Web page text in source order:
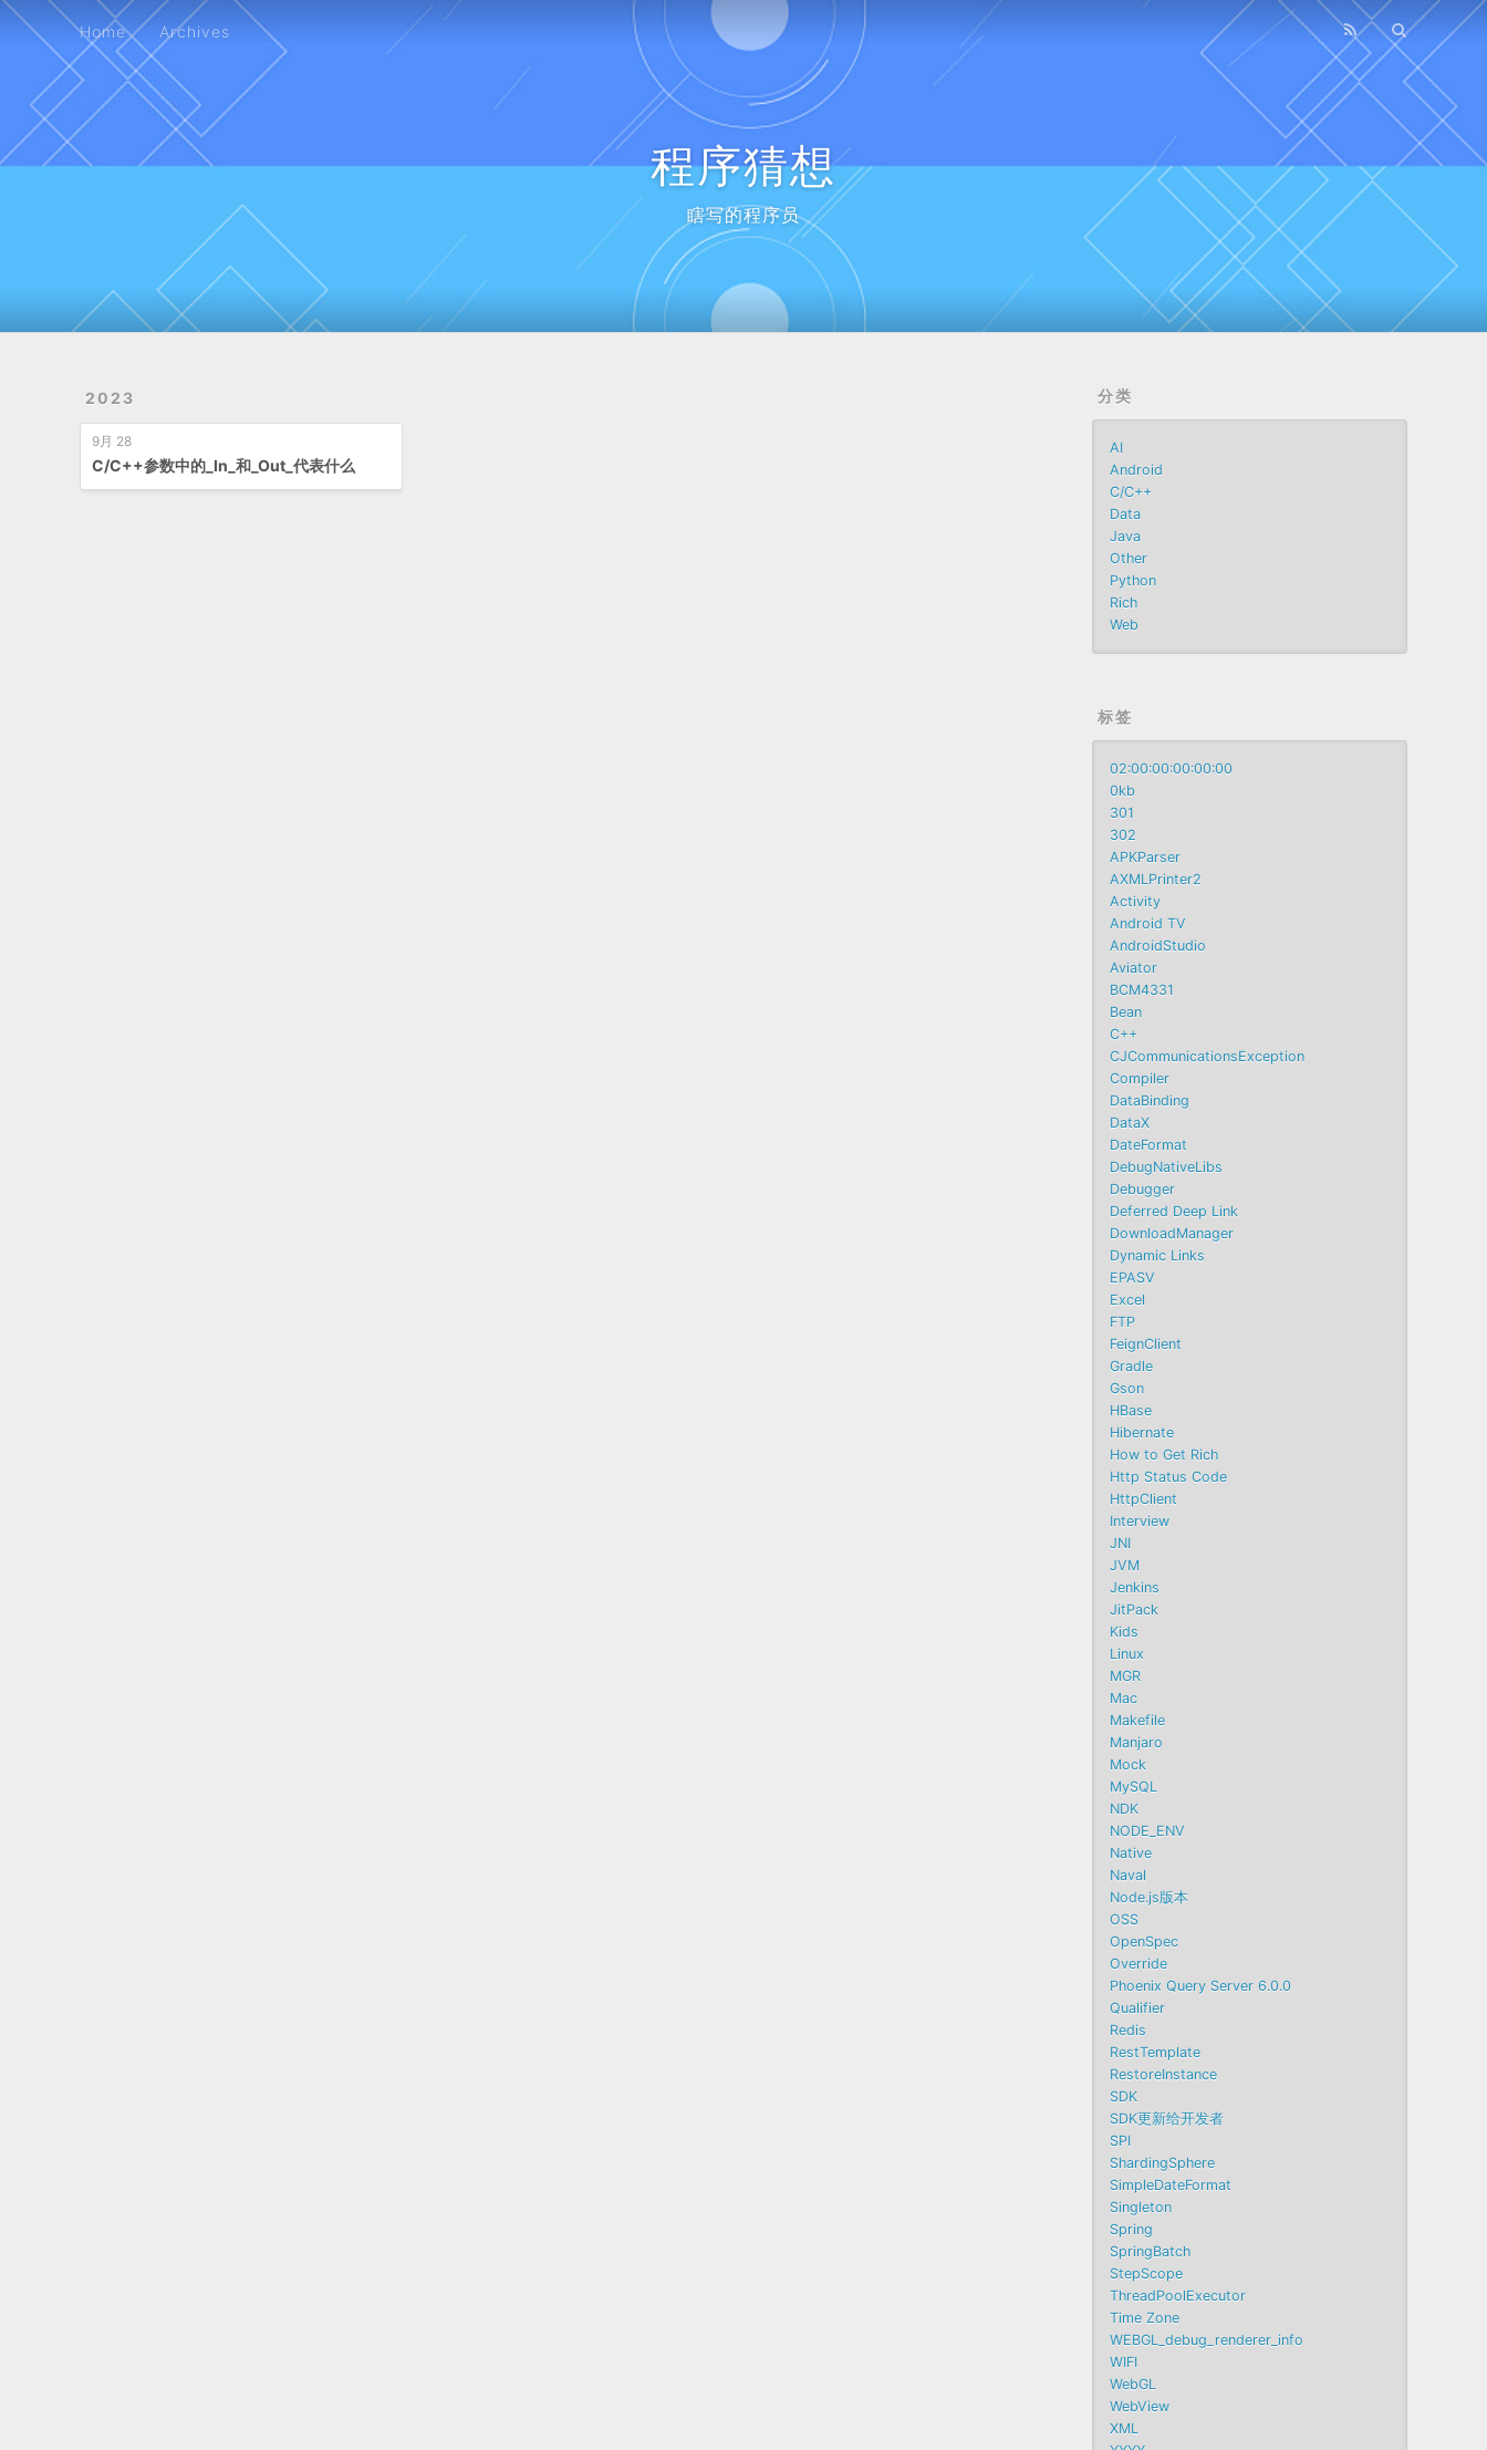
程序猜想
瞎写的程序员
Home Archives
2023
9月 28
C/C++参数中的_In_和_Out_代表什么
分类
AI
Android
C/C++
Data
Java
Other
Python
Rich
Web
标签
02:00:00:00:00:00
0kb
301
302
APKParser
AXMLPrinter2
Activity
Android TV
AndroidStudio
Aviator
BCM4331
Bean
C++
CJCommunicationsException
Compiler
DataBinding
DataX
DateFormat
DebugNativeLibs
Debugger
Deferred Deep Link
DownloadManager
Dynamic Links
EPASV
Excel
FTP
FeignClient
Gradle
Gson
HBase
Hibernate
How to Get Rich
Http Status Code
HttpClient
Interview
JNI
JVM
Jenkins
JitPack
Kids
Linux
MGR
Mac
Makefile
Manjaro
Mock
MySQL
NDK
NODE_ENV
Native
Naval
Node.js版本
OSS
OpenSpec
Override
Phoenix Query Server 6.0.0
Qualifier
Redis
RestTemplate
RestoreInstance
SDK
SDK更新给开发者
SPI
ShardingSphere
SimpleDateFormat
Singleton
Spring
SpringBatch
StepScope
ThreadPoolExecutor
Time Zone
WEBGL_debug_renderer_info
WIFI
WebGL
WebView
XML
Home Archives